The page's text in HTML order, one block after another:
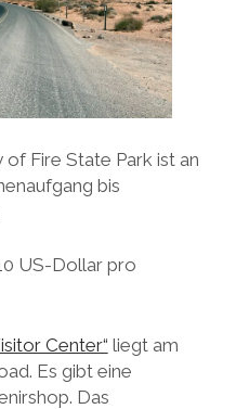
of Fire State Park ist an
bis
US-Dollar pro
Center“ liegt am
Es gibt eine
Das